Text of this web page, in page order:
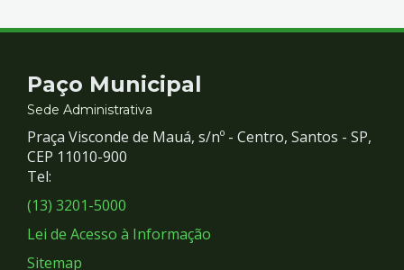
Contato
e
Redes
Sociais
Paço Municipal
Sede Administrativa
Praça Visconde de Mauá, s/nº - Centro, Santos - SP,
CEP 11010-900
Tel:
(13) 3201-5000
Lei de Acesso à Informação
Sitemap